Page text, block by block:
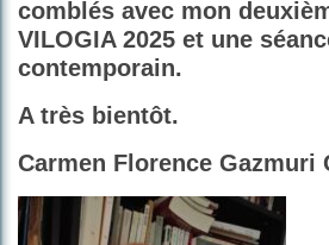
comblés avec mon
VILOGIA 2025 et une
contemporain.
A très bientôt.
Carmen Florence Gazmuri